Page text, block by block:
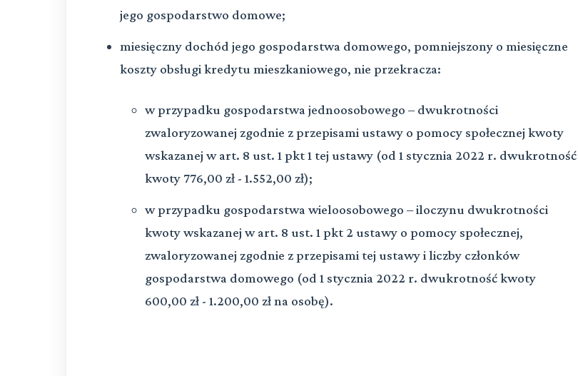
jego gospodarstwo domowe;
miesięczny dochód jego gospodarstwa domowego, pomniejszony o miesięczne
koszty obsługi kredytu mieszkaniowego, nie przekracza:
w przypadku gospodarstwa jednoosobowego – dwukrotności
zwaloryzowanej zgodnie z przepisami ustawy o pomocy społecznej kwoty
wskazanej w art. 8 ust. 1 pkt 1 tej ustawy (od 1 stycznia 2022 r. dwukrotność
kwoty 776,00 zł - 1.552,00 zł);
w przypadku gospodarstwa wieloosobowego – iloczynu dwukrotności
kwoty wskazanej w art. 8 ust. 1 pkt 2 ustawy o pomocy społecznej,
zwaloryzowanej zgodnie z przepisami tej ustawy i liczby członków
gospodarstwa domowego (od 1 stycznia 2022 r. dwukrotność kwoty
600,00 zł - 1.200,00 zł na osobę).